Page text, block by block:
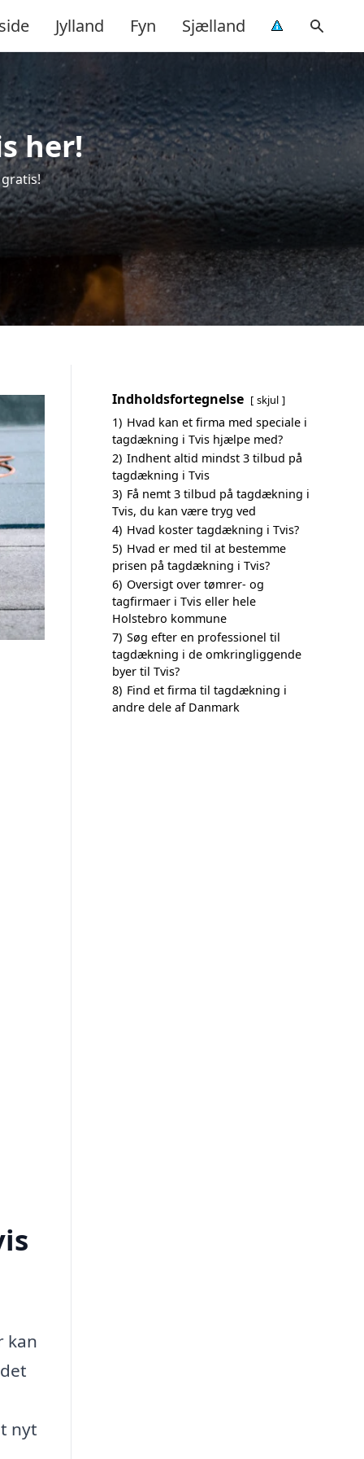
Jylland Fyn Sjælland
her!
kan
nyt
Indholdsfortegnelse skjul
1) Hvad kan et firma med speciale i
tagdækning i Tvis hjælpe med?
2) Indhent altid mindst 3 tilbud på
tagdækning i Tvis
3) Få nemt 3 tilbud på tagdækning i
Tvis, du kan være tryg ved
4) Hvad koster tagdækning i Tvis?
5) Hvad er med til at bestemme
prisen på tagdækning i Tvis?
6) Oversigt over tømrer- og
tagfirmaer i Tvis eller hele
Holstebro kommune
7) Søg efter en professionel til
tagdækning i de omkringliggende
byer til Tvis?
8) Find et firma til tagdækning i
andre dele af Danmark